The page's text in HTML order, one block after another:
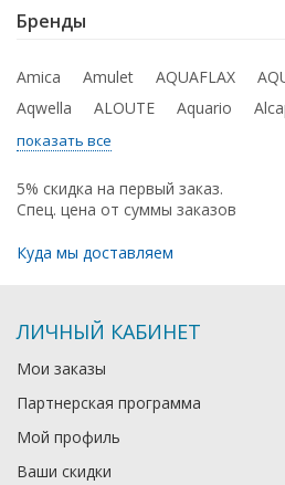
Бренды
Amica Amulet AQUAFLAX
Aqwella
ALOUTE Aquario
показать все
5% скидка на первый заказ.
Спец. цена от суммы заказов
Куда мы доставляем
ЛИЧНЫЙ КАБИНЕТ
Мои заказы
Партнерская программа
Мой профиль
Ваши скидки